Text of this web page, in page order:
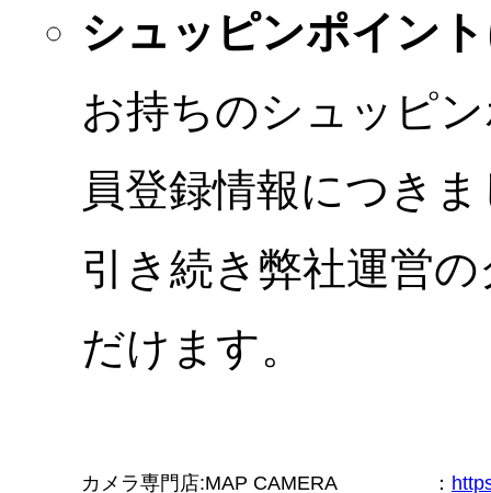
シュッピンポイン
お持ちのシュッピ
員登録情報につき
引き続き弊社運営
だけます。
カメラ専門店:MAP CAMERA ：